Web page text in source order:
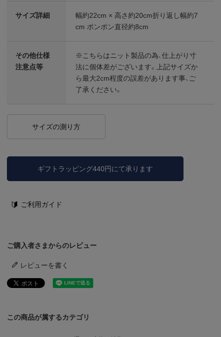
サイズ詳細
幅約22cm × 高さ約20cm折り返し幅約7
cm ポンポン直径約8cm
その他仕様
注意点等
※こちらはニット製品の為、仕上がり寸
法に個体差がございます。上記サイズか
ら最大2cm程度の誤差があります事、ご
了承ください。
サイズの測り方
ギフトラッピング440円にて承ります
ご利用ガイド
ご購入者さまからのレビュー
レビューを書く
この商品が属するカテゴリ